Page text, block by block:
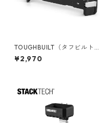
TOUGHBUILT（タフビルト）S
TACK TECH(スタックテック)
サイドバー TB-B1-A-30
¥2,970